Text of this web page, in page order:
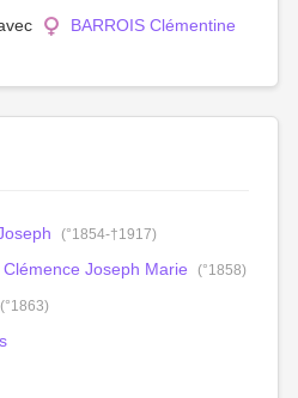
BARROIS Clémentine
(°1854-†1917)
Joseph Marie (°1858)
(°1863)